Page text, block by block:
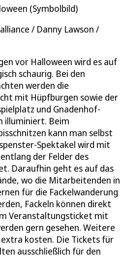
(Symbolbild)
/ Danny Lawson /
vor Halloween wird es auf
schaurig. Bei den
werden die
mit Hüpfburgen sowie der
und Gnadenhof-
illuminiert. Beim
kann man selbst
Spektakel wird mit
der Felder des
Daraufhin geht es auf das
wo die Mitarbeitenden in
für die Fackelwanderung
Fackeln können direkt
Veranstaltungsticket mit
gern gesehen. Weitere
kosten. Die Tickets für
ausschließlich für den